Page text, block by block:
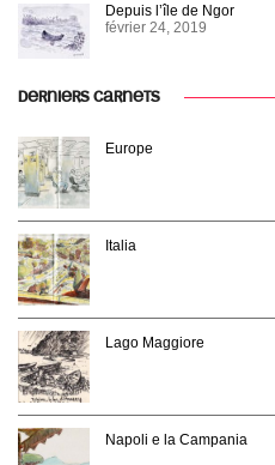
Depuis l’île de Ngor
février 24, 2019
DERNIERS CARNETS
Europe
Italia
Lago Maggiore
Napoli e la Campania